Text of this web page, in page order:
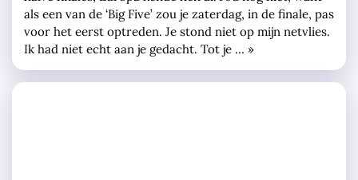
als een van de ‘Big Five’ zou je zaterdag, in de finale, pas
voor het eerst optreden. Je stond niet op mijn netvlies.
Ik had niet echt aan je gedacht. Tot je … »